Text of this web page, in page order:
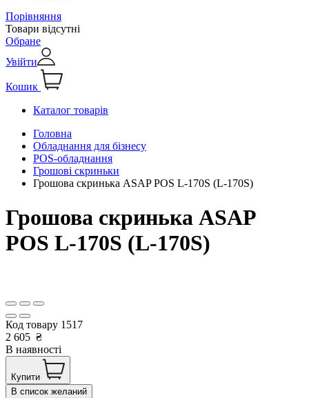
Порівняння
Товари відсутні
Обране
Увійти
Кошик
Каталог товарів
Головна
Обладнання для бізнесу
РОS-обладнання
Грошові скриньки
Грошова скринька ASAP POS L-170S (L-170S)
Грошова скринька ASAP
POS L-170S (L-170S)
Код товару 1517
2 605 ₴
В наявності
Купити
В список желаний